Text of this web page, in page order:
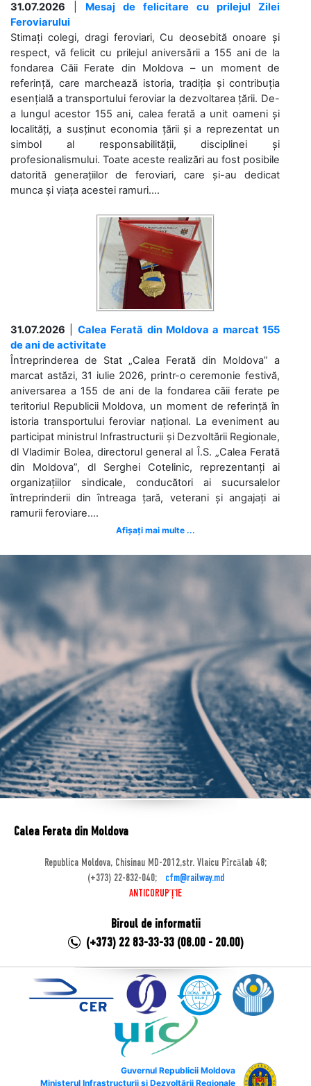
31.07.2026
Mesaj de felicitare cu prilejul Zilei
Feroviarului
Stimați colegi, dragi feroviari, Cu deosebită onoare și
respect, vă felicit cu prilejul aniversării a 155 ani de la
fondarea Căii Ferate din Moldova – un moment de
referință, care marchează istoria, tradiția și contribuția
esențială a transportului feroviar la dezvoltarea țării. De-
a lungul acestor 155 ani, calea ferată a unit oameni și
localități, a susținut economia țării și a reprezentat un
simbol al responsabilității, disciplinei și
profesionalismului. Toate aceste realizări au fost posibile
datorită generațiilor de feroviari, care și-au dedicat
munca și viața acestei ramuri....
31.07.2026
Calea Ferată din Moldova a marcat 155
de ani de activitate
Întreprinderea de Stat „Calea Ferată din Moldova” a
marcat astăzi, 31 iulie 2026, printr-o ceremonie festivă,
aniversarea a 155 de ani de la fondarea căii ferate pe
teritoriul Republicii Moldova, un moment de referință în
istoria transportului feroviar național. La eveniment au
participat ministrul Infrastructurii și Dezvoltării Regionale,
dl Vladimir Bolea, directorul general al Î.S. „Calea Ferată
din Moldova”, dl Serghei Cotelinic, reprezentanți ai
organizațiilor sindicale, conducători ai sucursalelor
întreprinderii din întreaga țară, veterani și angajați ai
ramurii feroviare....
Afișați mai multe ...
Calea Ferata din Moldova
Republica Moldova, Chisinau MD-2012,str. Vlaicu Pîrcălab 48;
(+373) 22-832-040;
cfm@railway.md
ANTICORUPȚIE
Biroul de informatii
(+373) 22 83-33-33 (08.00 - 20.00)
Guvernul Republicii Moldova
Ministerul Infrastructurii și Dezvoltării Regionale